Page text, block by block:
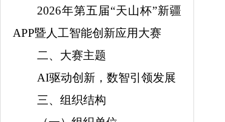
2026年第五届“天山杯”新疆
APP暨人工智能创新应用大赛
二、大赛主题
AI驱动创新，数智引领发展
三、组织结构